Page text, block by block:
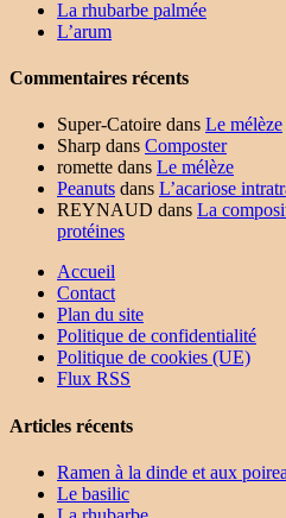
La rhubarbe palmée
L’arum
Commentaires récents
Super-Catoire dans Le mélèze
Sharp dans Composter
romette dans Le mélèze
Peanuts dans L’acariose
REYNAUD dans La
protéines
Accueil
Contact
Plan du site
Politique de confidentialité
Politique de cookies (UE)
Flux RSS
Articles récents
Ramen à la dinde et aux
Le basilic